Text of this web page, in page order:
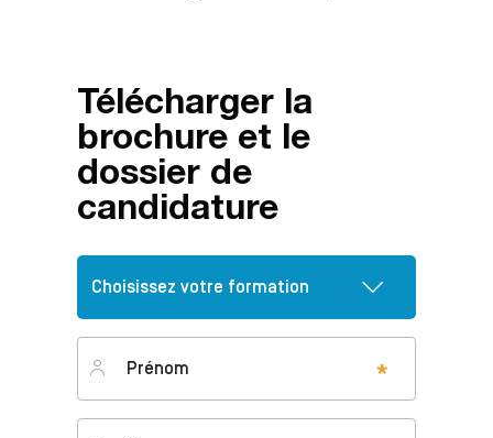
Télécharger la
brochure et le
dossier de
candidature